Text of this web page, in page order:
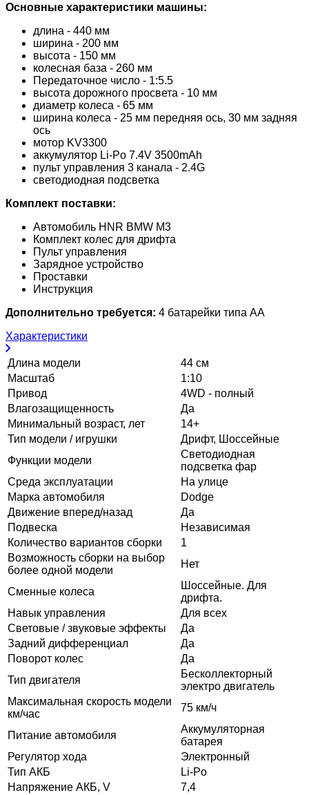
Основные характеристики машины:
длина - 440 мм
ширина - 200 мм
высота - 150 мм
колесная база - 260 мм
Передаточное число - 1:5.5
высота дорожного просвета - 10 мм
диаметр колеса - 65 мм
ширина колеса - 25 мм передняя ось, 30 мм задняя
ось
мотор KV3300
аккумулятор Li-Po 7.4V 3500mAh
пульт управления 3 канала - 2.4G
светодиодная подсветка
Комплект поставки:
Автомобиль HNR BMW M3
Комплект колес для дрифта
Пульт управления
Зарядное устройство
Проставки
Инструкция
Дополнительно требуется: 4 батарейки типа AA
Характеристики
Длина модели
44 см
Масштаб
1:10
Привод
4WD - полный
Влагозащищенность
Да
Минимальный возраст, лет
14+
Тип модели / игрушки
Дрифт, Шоссейные
Функции модели
Светодиодная
подсветка фар
Среда эксплуатации
На улице
Марка автомобиля
Dodge
Движение вперед/назад
Да
Подвеска
Независимая
Количество вариантов сборки
1
Возможность сборки на выбор
более одной модели
Нет
Сменные колеса
Шоссейные. Для
дрифта.
Навык управления
Для всех
Световые / звуковые эффекты
Да
Задний дифференциал
Да
Поворот колес
Да
Тип двигателя
Бесколлекторный
электро двигатель
Максимальная скорость модели
км/час
75 км/ч
Питание автомобиля
Аккумуляторная
батарея
Регулятор хода
Электронный
Тип АКБ
Li-Po
Напряжение АКБ, V
7,4